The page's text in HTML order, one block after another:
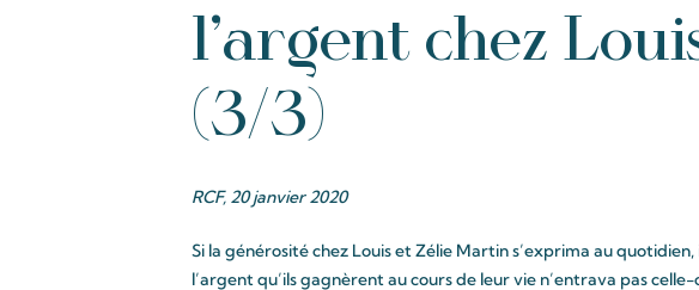
l’argent chez
(3/3)
RCF, 20 janvier 2020
Si la générosité chez Louis et Zélie Martin s’exprima au
l’argent qu’ils gagnèrent au cours de leur vie n’entrava pas celle-